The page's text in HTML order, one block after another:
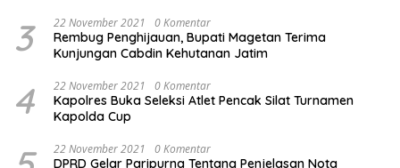
3 22 November 2021 0 Komentar
Rembug Penghijauan, Bupati Magetan Terima
Kunjungan Cabdin Kehutanan Jatim
4 22 November 2021 0 Komentar
Kapolres Buka Seleksi Atlet Pencak Silat Turnamen
Kapolda Cup
22 November 2021 0 Komentar
DPRD Gelar Paripurna Tentang Penjelasan Nota